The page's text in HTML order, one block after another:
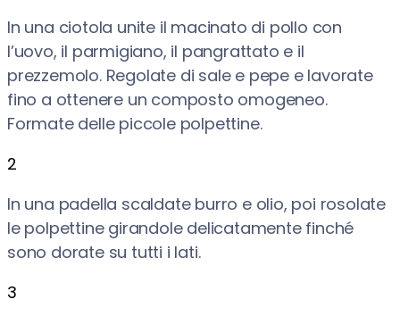
In una ciotola unite il macinato di pollo con
l’uovo, il parmigiano, il pangrattato e il
prezzemolo. Regolate di sale e pepe e lavorate
fino a ottenere un composto omogeneo.
Formate delle piccole polpettine.
2
In una padella scaldate burro e olio, poi rosolate
le polpettine girandole delicatamente finché
sono dorate su tutti i lati.
3